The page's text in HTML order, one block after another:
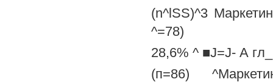
(n^lSS)^3
^=78)
28,6% ^ ■J=J- А
(п=86)